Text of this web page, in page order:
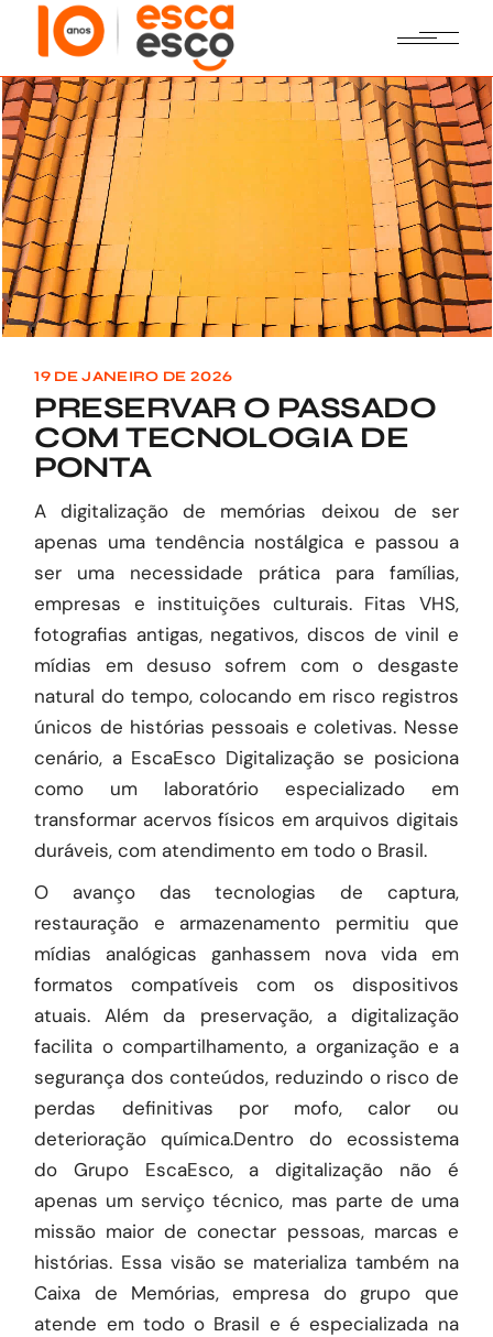
content
19 DE JANEIRO DE 2026
PRESERVAR O PASSADO
COM TECNOLOGIA DE
PONTA
A digitalização de memórias deixou de ser
apenas uma tendência nostálgica e passou a
ser uma necessidade prática para famílias,
empresas e instituições culturais. Fitas VHS,
fotografias antigas, negativos, discos de vinil e
mídias em desuso sofrem com o desgaste
natural do tempo, colocando em risco registros
únicos de histórias pessoais e coletivas. Nesse
cenário, a EscaEsco Digitalização se posiciona
como um laboratório especializado em
transformar acervos físicos em arquivos digitais
duráveis, com atendimento em todo o Brasil.
O avanço das tecnologias de captura,
restauração e armazenamento permitiu que
mídias analógicas ganhassem nova vida em
formatos compatíveis com os dispositivos
atuais. Além da preservação, a digitalização
facilita o compartilhamento, a organização e a
segurança dos conteúdos, reduzindo o risco de
perdas definitivas por mofo, calor ou
deterioração química.Dentro do ecossistema
do Grupo EscaEsco, a digitalização não é
apenas um serviço técnico, mas parte de uma
missão maior de conectar pessoas, marcas e
histórias. Essa visão se materializa também na
Caixa de Memórias, empresa do grupo que
atende em todo o Brasil e é especializada na